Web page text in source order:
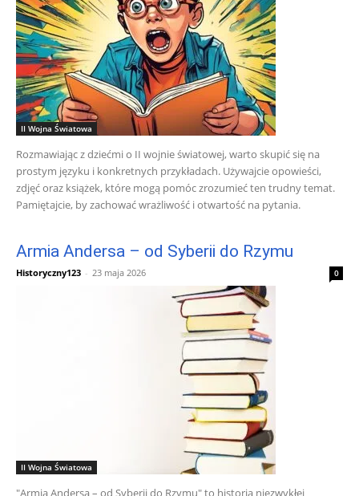
II Wojna Światowa
Rozmawiając z dziećmi o II wojnie światowej, warto skupić się na
prostym języku i konkretnych przykładach. Używajcie opowieści,
zdjęć oraz książek, które mogą pomóc zrozumieć ten trudny temat.
Pamiętajcie, by zachować wrażliwość i otwartość na pytania.
Armia Andersa – od Syberii do Rzymu
Historyczny123 - 23 maja 2026 0
II Wojna Światowa
"Armia Andersa – od Syberii do Rzymu" to historia niezwykłej